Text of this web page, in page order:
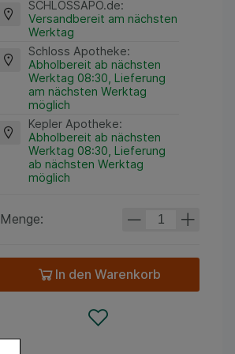
SCHLOSSAPO.de:
Versandbereit am nächsten
Werktag
Schloss Apotheke:
Abholbereit ab nächsten
Werktag 08:30, Lieferung
am nächsten Werktag
möglich
Kepler Apotheke:
Abholbereit ab nächsten
Werktag 08:30, Lieferung
ab nächsten Werktag
möglich
Menge:
In den Warenkorb